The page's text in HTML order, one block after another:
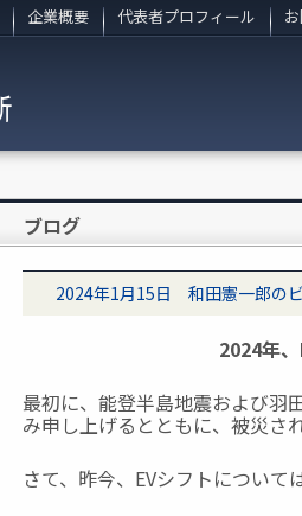
企業概要 代表者プロフィール
ブログ
2024年1月15日 和田憲一郎の
2024年
最初に、能登半島地震および羽
み申し上げるとともに、被災さ
さて、昨今、EVシフトについて